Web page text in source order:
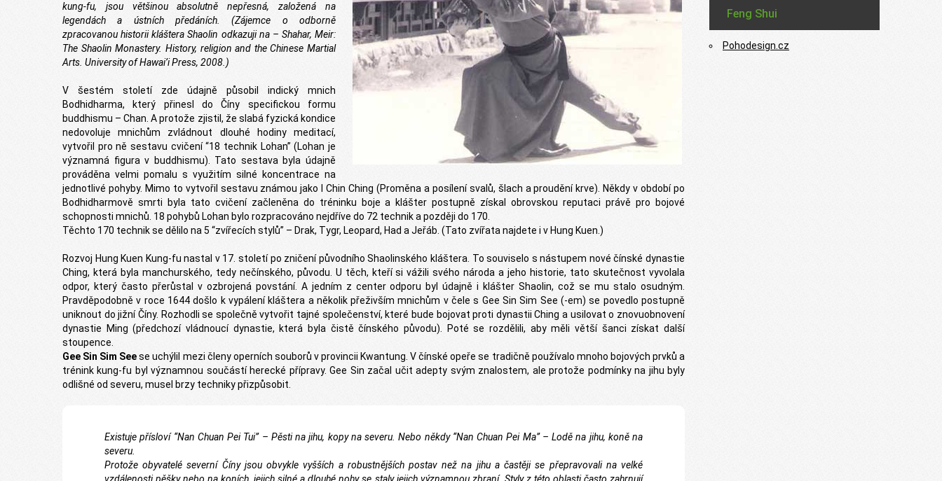
kung-fu, jsou většinou absolutně nepřesná, založená na
legendách a ústních předáních. (Zájemce o odborně
zpracovanou historii kláštera Shaolin odkazuji na – Shahar, Meir:
The Shaolin Monastery. History, religion and the Chinese Martial
Arts. University of Hawai’i Press, 2008.)
V šestém století zde údajně působil indický mnich
Bodhidharma, který přinesl do Číny specifickou formu
buddhismu – Chan. A protože zjistil, že slabá fyzická kondice
nedovoluje mnichům zvládnout dlouhé hodiny meditací,
vytvořil pro ně sestavu cvičení “18 technik Lohan” (Lohan je
významná figura v buddhismu). Tato sestava byla údajně
prováděna velmi pomalu s využitím silné koncentrace na
jednotlivé pohyby. Mimo to vytvořil sestavu známou jako I Chin Ching (Proměna a posílení svalů, šlach a proudění krve). Někdy v období po
Bodhidharmově smrti byla tato cvičení začleněna do tréninku boje a klášter postupně získal obrovskou reputaci právě pro bojové
schopnosti mnichů. 18 pohybů Lohan bylo rozpracováno nejdříve do 72 technik a později do 170.
Těchto 170 technik se dělilo na 5 “zvířecích stylů” – Drak, Tygr, Leopard, Had a Jeřáb. (Tato zvířata najdete i v Hung Kuen.)
Rozvoj Hung Kuen Kung-fu nastal v 17. století po zničení původního Shaolinského kláštera. To souviselo s nástupem nové čínské dynastie
Ching, která byla manchurského, tedy nečínského, původu. U těch, kteří si vážili svého národa a jeho historie, tato skutečnost vyvolala
odpor, který často přerůstal v ozbrojená povstání. A jedním z center odporu byl údajně i klášter Shaolin, což se mu stalo osudným.
Pravděpodobně v roce 1644 došlo k vypálení kláštera a několik přeživším mnichům v čele s Gee Sin Sim See (-em) se povedlo postupně
uniknout do jižní Číny. Rozhodli se společně vytvořit tajné společenství, které bude bojovat proti dynastii Ching a usilovat o znovuobnovení
dynastie Ming (předchozí vládnoucí dynastie, která byla čistě čínského původu). Poté se rozdělili, aby měli větší šanci získat další
stoupence.
Gee Sin Sim Seese uchýlil mezi členy operních souborů v provincii Kwantung. V čínské opeře se tradičně používalo mnoho bojových prvků a
trénink kung-fu byl významnou součástí herecké přípravy. Gee Sin začal učit adepty svým znalostem, ale protože podmínky na jihu byly
odlišné od severu, musel brzy techniky přizpůsobit.
Existuje přísloví “Nan Chuan Pei Tui” – Pěsti na jihu, kopy na severu. Nebo někdy “Nan Chuan Pei Ma” – Lodě na jihu, koně na
severu.
Protože obyvatelé severní Číny jsou obvykle vyšších a robustnějších postav než na jihu a častěji se přepravovali na velké
Feng Shui
Pohodesign.cz